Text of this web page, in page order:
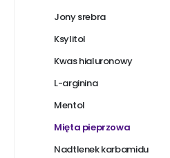
Jony srebra
Ksylitol
Kwas hialuronowy
L-arginina
Mentol
Mięta pieprzowa
Nadtlenek karbamidu